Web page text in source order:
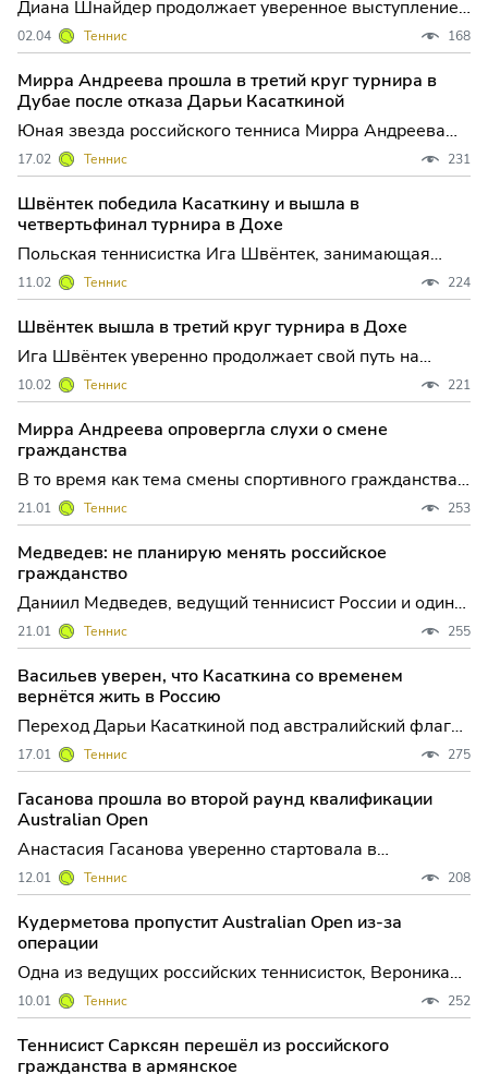
Диана Шнайдер продолжает уверенное выступление
на престижном грунтовом турнире WTA 500 в
Чарльстоне, пробившись в четвертьфинал после
яркой победы над одной из фавориток соревнования.
Для российской теннисистки это уже второй крупный
успех подряд на
02.04 Теннис 168
Мирра Андреева прошла в третий круг турнира в
Дубае после отказа Дарьи Касаткиной
Юная звезда российского тенниса Мирра Андреева
продолжает уверенное шествие по сетке престижного
турнира WTA 1000 в Дубае, не проведя на корте ни
минуты во втором круге. 18-летняя спортсменка
автоматически получила путёвку в следующий раунд
после нео
17.02 Теннис 231
Швёнтек победила Касаткину и вышла в
четвертьфинал турнира в Дохе
Польская теннисистка Ига Швёнтек, занимающая
вторую строчку мирового рейтинга, продолжила свою
впечатляющую серию на турнире WTA 1000 в Дохе,
вновь подтвердив статус фаворита. В напряжённом
поединке третьего круга она одержала волевую
победу над авст
11.02 Теннис 224
Швёнтек вышла в третий круг турнира в Дохе
Ига Швёнтек уверенно продолжает свой путь на
престижном турнире WTA 1000 в Дохе, демонстрируя
теннис высочайшего уровня и подтверждая статус
одной из главных фавориток соревнования. Во
втором круге польская спортсменка не оставила
шансов индонезийке
10.02 Теннис 221
Мирра Андреева опровергла слухи о смене
гражданства
В то время как тема смены спортивного гражданства
продолжает оставаться одной из самых обсуждаемых
в российском теннисе, Мирра Андреева, одна из
самых ярких молодых звезд мирового тура, четко
обозначила свою позицию: менять гражданство она
не планиру
21.01 Теннис 253
Медведев: не планирую менять российское
гражданство
Даниил Медведев, ведущий теннисист России и один
из главных претендентов на титул Australian Open,
откровенно высказался о теме смены спортивного
гражданства, которая в последние месяцы стала
одной из самых обсуждаемых в российском теннисе.
После уве
21.01 Теннис 255
Васильев уверен, что Касаткина со временем
вернётся жить в Россию
Переход Дарьи Касаткиной под австралийский флаг
продолжает вызывать широкий резонанс в
российском спортивном сообществе. Двукратный
олимпийский чемпион по биатлону Дмитрий Васильев
высказал уверенность, что несмотря на смену
гражданства, теннисистка
17.01 Теннис 275
Гасанова прошла во второй раунд квалификации
Australian Open
Анастасия Гасанова уверенно стартовала в
квалификации Australian Open, одержав непростую
победу над испанкой Кайтлин Кеведо и сделав первый
шаг к выходу в основную сетку одного из самых
престижных теннисных турниров мира. Для
российской теннисистки э
12.01 Теннис 208
Кудерметова пропустит Australian Open из-за
операции
Одна из ведущих российских теннисисток, Вероника
Кудерметова, вынуждена пропустить первый в сезоне
турнир Большого шлема — Открытый чемпионат
Австралии. Причиной стала перенесённая накануне
Нового года операция, подробности которой
10.01 Теннис 252
Теннисист Сарксян перешёл из российского
гражданства в армянское